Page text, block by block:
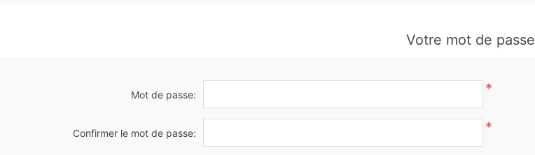
Votre mot de passe
Mot de passe: *
Confirmer le mot de passe: *